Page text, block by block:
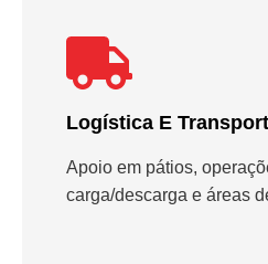
Logística E
Apoio em pátios,
carga/descarga e áreas